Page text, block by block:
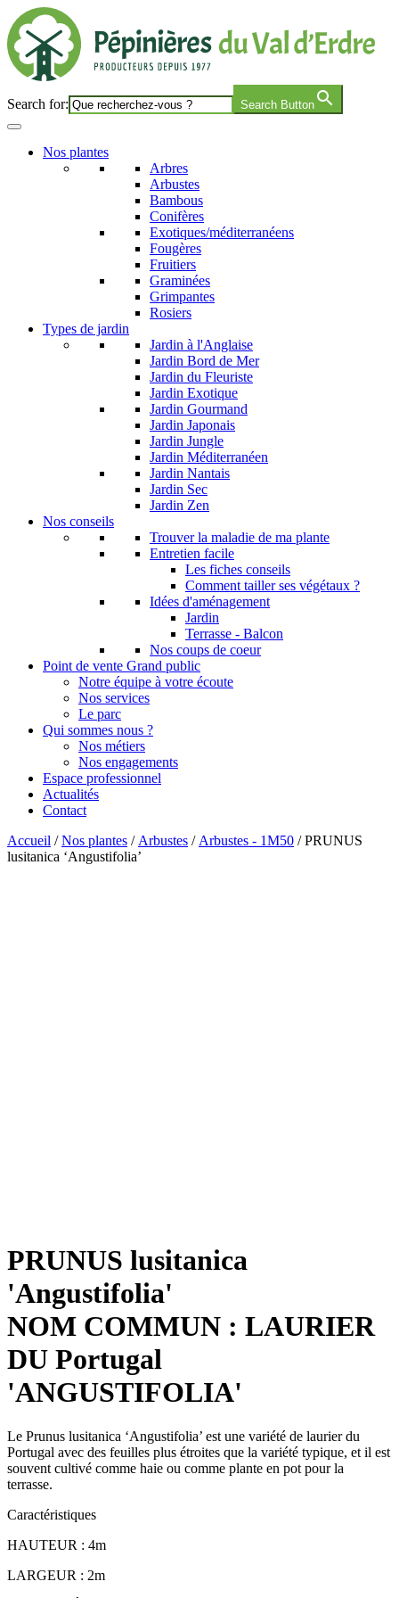
Search for: Search Button
Nos plantes
Arbres
Arbustes
Bambous
Conifères
Exotiques/méditerranéens
Fougères
Fruitiers
Graminées
Grimpantes
Rosiers
Types de jardin
Jardin à l'Anglaise
Jardin Bord de Mer
Jardin du Fleuriste
Jardin Exotique
Jardin Gourmand
Jardin Japonais
Jardin Jungle
Jardin Méditerranéen
Jardin Nantais
Jardin Sec
Jardin Zen
Nos conseils
Trouver la maladie de ma plante
Entretien facile
Les fiches conseils
Comment tailler ses végétaux ?
Idées d'aménagement
Jardin
Terrasse - Balcon
Nos coups de coeur
Point de vente Grand public
Notre équipe à votre écoute
Nos services
Le parc
Qui sommes nous ?
Nos métiers
Nos engagements
Espace professionnel
Actualités
Contact
Accueil /Nos plantes / Arbustes / Arbustes - 1M50 / PRUNUS
lusitanica ‘Angustifolia’
PRUNUS lusitanica
'Angustifolia'
NOM COMMUN : LAURIER
DU Portugal
'ANGUSTIFOLIA'
Le Prunus lusitanica ‘Angustifolia’ est une variété de laurier du
Portugal avec des feuilles plus étroites que la variété typique, et il est
souvent cultivé comme haie ou comme plante en pot pour la
terrasse.
Caractéristiques
HAUTEUR : 4m
LARGEUR : 2m